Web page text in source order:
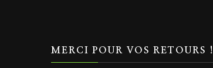
MERCI POUR VOS RETOURS !